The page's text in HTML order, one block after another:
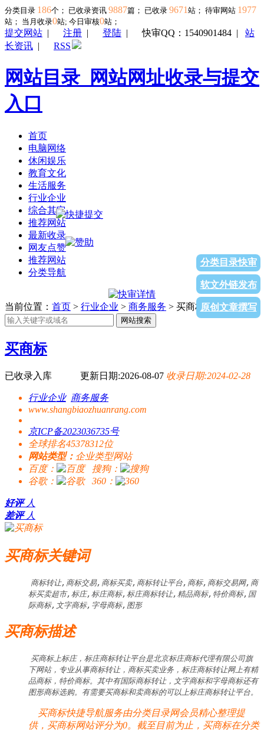
分类目录 186个； 已收录资讯 9887篇； 已收录 9671 站； 待审网站 1977
站； 当月收录0站; 今日审核0站；
提交网站 | 注册 | 登陆 |快审QQ：1540901484 | 站
长资讯 | RSS
网站目录_网站网址收录与提交
入口
首页
电脑网络
休闲娱乐
教育文化
生活服务
行业企业
综合其它
推荐网站
最新收录
网友点赞
推荐网站
分类导航
分类目录快审
软文外链发布
原创文章撰写
当前位置： 首页 > 行业企业 > 商务服务 > 买商标
网站搜索
买商标
已收录入库 更新日期:2026-08-07 收录日期:2024-02-28
行业企业 商务服务
www.shangbiaozhuanrang.com
京ICP备2023036735号
全球排名45378312位
网站类型： 企业类型网站
百度：
搜狗：
谷歌：
360：
好评 人
差评 人
买商标关键词
商标转让,商标交易,商标买卖,商标转让平台,商标,商标交易网,商
标买卖超市,标庄,标庄商标,标庄商标转让,精品商标,特价商标,国
际商标,文字商标,字母商标,图形
买商标描述
买商标上标庄，标庄商标转让平台是北京标庄商标代理有限公司旗
下网站，专业从事商标转让，商标买卖业务，标庄商标转让网上有精
品商标，特价商标。其中有国际商标转让，文字商标和字母商标还有
买商标快捷导航服务由分类目录网会员精心整理提
供，买商标网站评分为0。截至目前为止，买商标在分类